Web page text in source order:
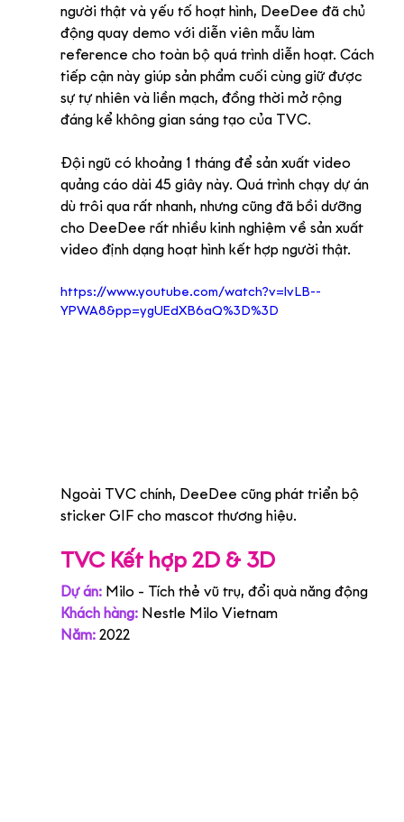
người thật và yếu tố hoạt hình, DeeDee đã chủ
động quay demo với diễn viên mẫu làm
reference cho toàn bộ quá trình diễn hoạt. Cách
tiếp cận này giúp sản phẩm cuối cùng giữ được
sự tự nhiên và liền mạch, đồng thời mở rộng
đáng kể không gian sáng tạo của TVC.
Đội ngũ có khoảng 1 tháng để sản xuất video
quảng cáo dài 45 giây này. Quá trình chạy dự án
dù trôi qua rất nhanh, nhưng cũng đã bồi dưỡng
cho DeeDee rất nhiều kinh nghiệm về sản xuất
video định dạng hoạt hình kết hợp người thật.
https://www.youtube.com/watch?v=lvLB--
YPWA8&pp=ygUEdXB6aQ%3D%3D
Ngoài TVC chính, DeeDee cũng phát triển bộ
sticker GIF cho mascot thương hiệu.
TVC Kết hợp 2D & 3D
Dự án: Milo - Tích thẻ vũ trụ, đổi quà năng động
Khách hàng: Nestle Milo Vietnam
Năm: 2022